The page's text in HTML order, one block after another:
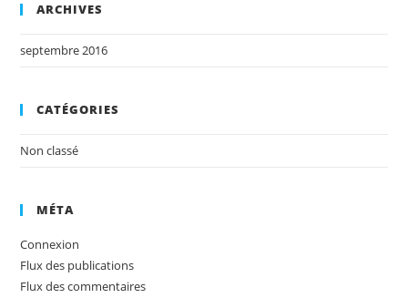
ARCHIVES
septembre 2016
CATÉGORIES
Non classé
MÉTA
Connexion
Flux des publications
Flux des commentaires